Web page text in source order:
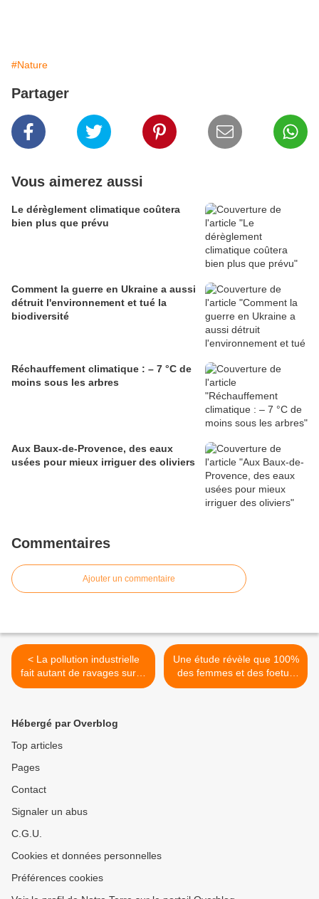
#Nature
Partager
Vous aimerez aussi
Le dérèglement climatique coûtera
bien plus que prévu
Comment la guerre en Ukraine a aussi
détruit l'environnement et tué la
biodiversité
Réchauffement climatique : – 7 °C de
moins sous les arbres
Aux Baux-de-Provence, des eaux
usées pour mieux irriguer des oliviers
Commentaires
Ajouter un commentaire
< La pollution industrielle
fait autant de ravages sur la
santé que le paludisme
Une étude révèle que 100%
des femmes et des foetus
sont contaminés avec des
Hébergé par Overblog
Top articles
Pages
Contact
Signaler un abus
C.G.U.
Cookies et données personnelles
Préférences cookies